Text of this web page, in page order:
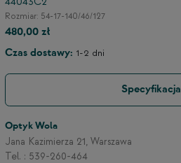
Rozmiar: 54-17-140/46/127
480,00 zł
Czas dostawy: 1-2 dni
Specyfikacja
Optyk Wola
Jana Kazimierza 21, Warszawa
Tel. : 539-260-464